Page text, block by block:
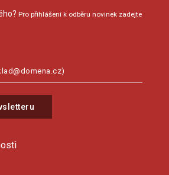
Pro přihlášení k odběru novinek zadejte